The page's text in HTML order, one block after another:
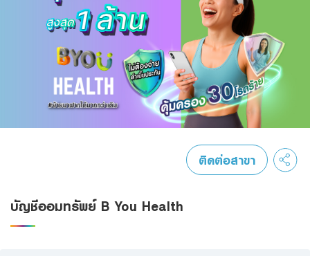
กลุ่มธุรกิจทางการเงินแลนด์ แอนด์ เฮ้าส์
โทร 1327 TH EN CN
การลงทุน
บริการ
ดิจิทัลแบงก์กิ้ง
Family Banking
บัญชีออมทรัพย์ B You Health
ติดต่อสาขา